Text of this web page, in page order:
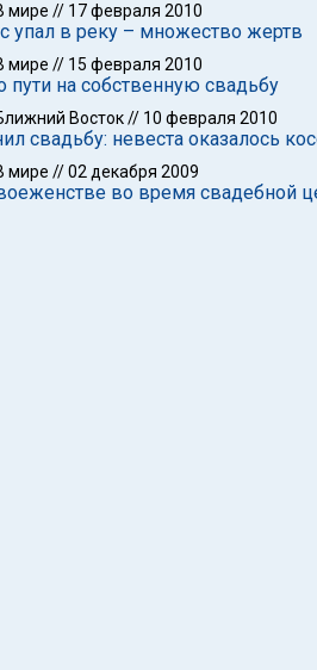
мире // 17 февраля 2010
упал в реку – множество жертв
мире // 15 февраля 2010
пути на собственную свадьбу
Восток// 10 февраля 2010
свадьбу: невеста оказалось
мире //02 декабря 2009
во время свадебной